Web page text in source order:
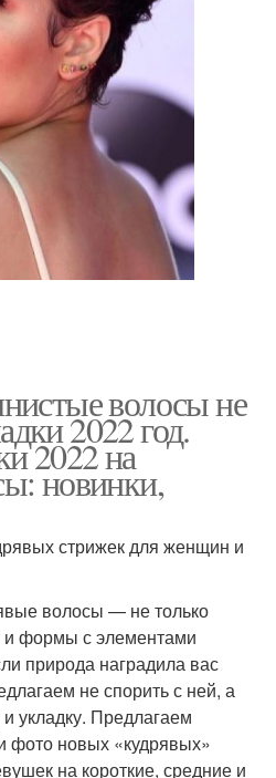
волосы не
2022 год.
2022 на
новинки,
стрижек для женщин и
волосы — не только
и формы с элементами
природа наградила вас
не спорить с ней, а
укладку.⁣⁣ Предлагаем
фото новых «кудрявых»
на короткие, средние и